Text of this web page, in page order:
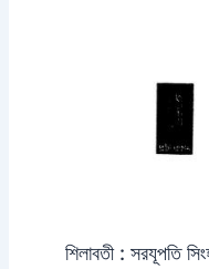
শিলাবতী : সরযূপতি